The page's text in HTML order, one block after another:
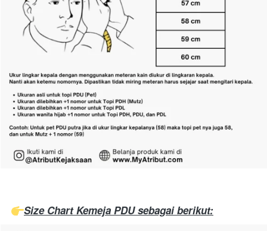
Size Chart Kemeja PDU sebagai berikut: